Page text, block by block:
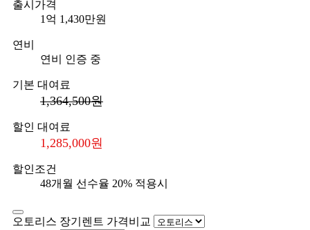
출시가격
1억 1,430만원
연비
연비 인증 중
기본 대여료
1,364,500원
할인 대여료
1,285,000원
할인조건
48개월 선수율 20% 적용시
오토리스 장기렌트 가격비교